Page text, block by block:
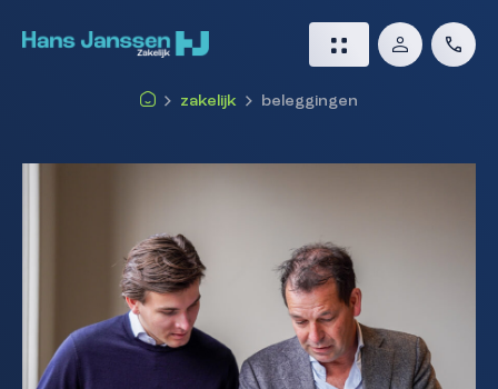
zakelijk beleggingen